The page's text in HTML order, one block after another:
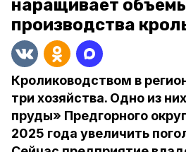
наращивает
производства
Кролиководством в
три хозяйства. Одно из
пруды» Предгорного
2025 года увеличить